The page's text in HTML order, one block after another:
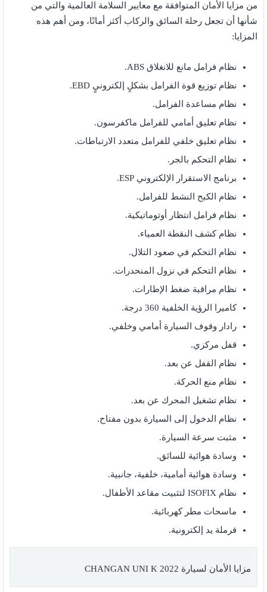
من مزايا الأمان المتوافقة مع معايير السلامة العالمية والتي من
شأنها أن تجعل رحلة السائق والركاب أكثر أمانًا، ومن أهم هذه
المزايا:
نظام فرامل مانع للانغلاق ABS.
نظام توزيع قوة الفرامل بشكلٍ إلكترونيٍ EBD.
نظام مساعدة الفرامل.
نظام تعليق أمامي للفرامل ماكفرسون.
نظام تعليق خلفي للفرامل متعدد الارتباطات.
نظام التحكم بالجر.
برنامج الاستقرار الإلكتروني ESP.
نظام الكبح النشط للفرامل.
نظام فرامل انتظار أوتوماتيكية.
نظام كشف النقطة العمياء.
نظام التحكم في صعود التلال.
نظام التحكم في نزول المنحدرات.
نظام مراقبة ضغط الإطارات.
كاميرا الرؤية الخلفية 360 درجة.
رادار وقوف السيارة أمامي وخلفي.
قفل مركزي.
نظام القفل عن بعد.
نظام منع الحركة.
نظام تشغيل المحرك عن بعد.
نظام الدخول إلى السيارة بدون مفتاح.
مثبت سرعة السيارة.
وسادة هوائية للسائق.
وسادة هوائية أمامية، خلفية، جانبية.
نظام ISOFIX لتثبيت مقاعد الأطفال.
ماسحات مطر كهربائية.
فرملة يد إلكترونية.
مزايا الأمان لسيارة CHANGAN UNI K 2022